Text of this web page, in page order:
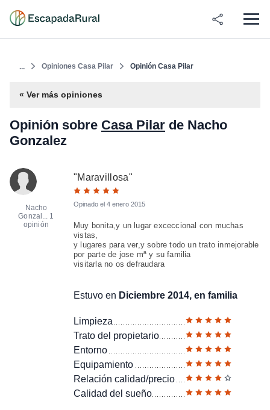
... Opiniones Casa Pilar Opinión Casa Pilar
« Ver más opiniones
Opinión sobre Casa Pilar de Nacho
Gonzalez
Nacho
Gonzal... 1
opinión
"Maravillosa"
Opinado el 4 enero 2015
Muy bonita,y un lugar exceccional con muchas
vistas,
y lugares para ver,y sobre todo un trato inmejorable
por parte de jose mª y su familia
visitarla no os defraudara
Estuvo en Diciembre 2014, en familia
Limpieza
Trato del propietario
Entorno
Equipamiento
Relación calidad/precio
Calidad del sueño